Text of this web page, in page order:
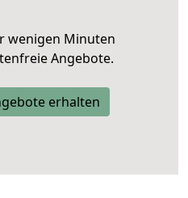
wenigen Minuten
Angebote.
erhalten